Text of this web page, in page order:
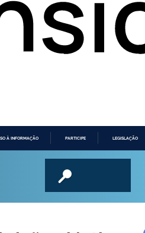
À INFORMAÇÃO PARTICIPE LEGISLAÇÃO